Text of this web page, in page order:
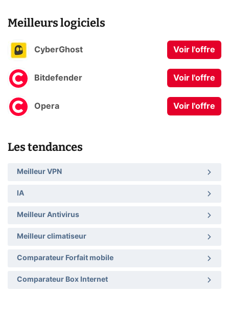
Meilleurs logiciels
CyberGhost Voir l'offre
Bitdefender Voir l'offre
Opera Voir l'offre
Les tendances
Meilleur VPN
IA
Meilleur Antivirus
Meilleur climatiseur
Comparateur Forfait mobile
Comparateur Box Internet